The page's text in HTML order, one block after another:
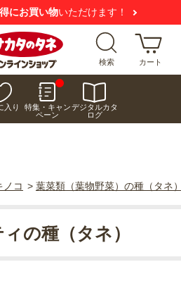
偽サイトにご注意ください
検索 カート
入り
特集・キャン
ペーン
デジタルカタ
ログ
ノコ > 葉菜類（葉物野菜）の種（タネ
の種（タネ）